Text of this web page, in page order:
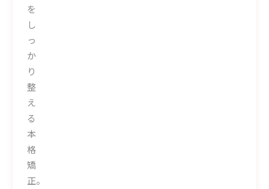
を
し
っ
か
り
整
え
る
本
格
矯
正。